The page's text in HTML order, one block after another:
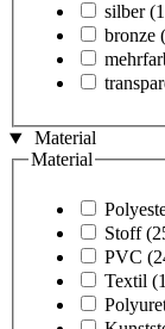
silber
bronze
Material
Material
Stoff
PVC
Textil